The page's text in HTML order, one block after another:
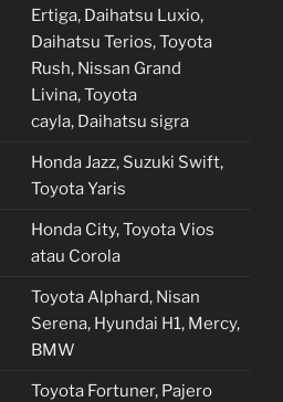
Ertiga, Daihatsu Luxio,
Daihatsu Terios, Toyota
Rush, Nissan Grand
Livina, Toyota
cayla, Daihatsu sigra
Honda Jazz, Suzuki Swift,
Toyota Yaris
Honda City, Toyota Vios
atau Corola
Toyota Alphard, Nisan
Serena, Hyundai H1, Mercy,
BMW
Toyota Fortuner, Pajero